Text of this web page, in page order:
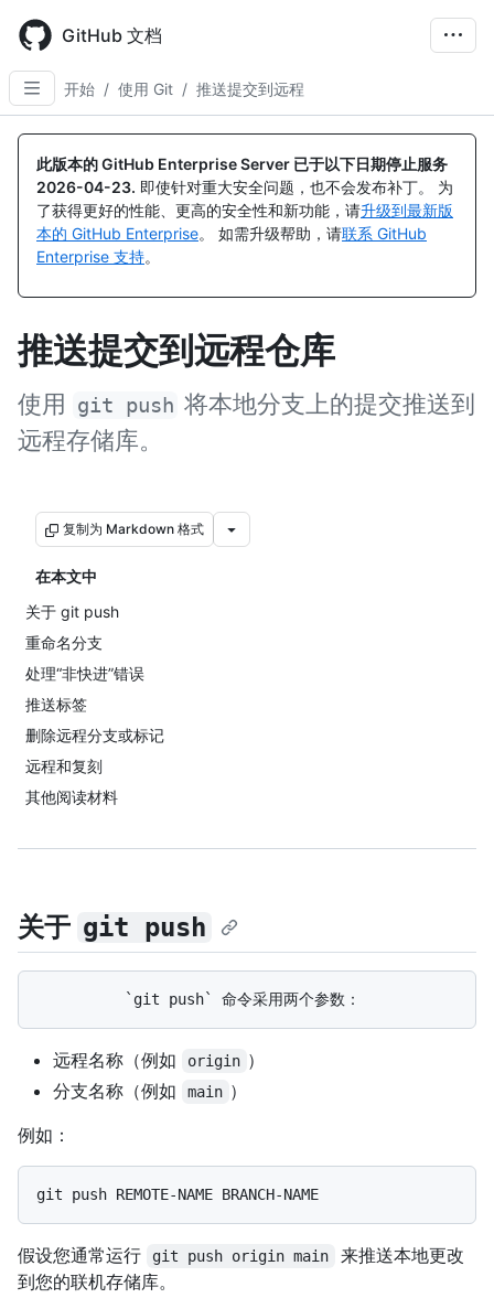
main
content
GitHub 文档
开始 / 使用 Git / 推送提交到远程
此版本的 GitHub Enterprise Server 已于以下日期停止服务
2026-04-23. 即使针对重大安全问题，也不会发布补丁。 为
了获得更好的性能、更高的安全性和新功能，请升级到最新版
本的 GitHub Enterprise。 如需升级帮助，请联系 GitHub
Enterprise 支持。
推送提交到远程仓库
使用 git push 将本地分支上的提交推送到
远程存储库。
复制为 Markdown 格式
在本文中
关于 git push
重命名分支
处理“非快进”错误
推送标签
删除远程分支或标记
远程和复刻
其他阅读材料
关于 git push
远程名称（例如 origin ）
分支名称（例如
main ）
例如：
假设您通常运行 git push origin main
来推送本地更改
到您的联机存储库。